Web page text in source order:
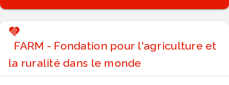
FARM - Fondation pour l'agriculture et
la ruralité dans le monde